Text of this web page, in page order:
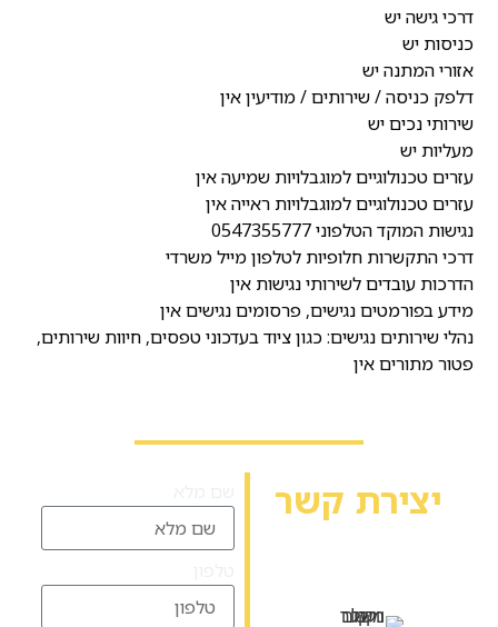
דרכי גישה יש
כניסות יש
אזורי המתנה יש
דלפק כניסה / שירותים / מודיעין אין
שירותי נכים יש
מעליות יש
עזרים טכנולוגיים למוגבלויות שמיעה אין
עזרים טכנולוגיים למוגבלויות ראייה אין
נגישות המוקד הטלפוני 0547355777
דרכי התקשרות חלופיות לטלפון מייל משרדי
הדרכות עובדים לשירותי נגישות אין
מידע בפורמטים נגישים, פרסומים נגישים אין
נהלי שירותים נגישים: כגון ציוד בעדכוני טפסים, חיוות שירותים,
פטור מתורים אין
יצירת קשר